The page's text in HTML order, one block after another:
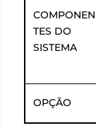
COMPONEN
TES DO
SISTEMA
OPÇÃO